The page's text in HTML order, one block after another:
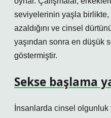
seviyelerinin yaşla birlikte,
azaldığını ve cinsel
yaşından sonra en düşük
göstermiştir.
Sekse başlama
İnsanlarda cinsel